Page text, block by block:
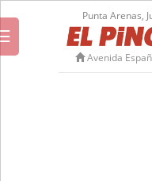
Punta Arenas,
Avenida